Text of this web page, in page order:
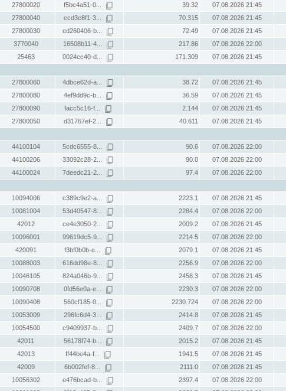
27800020 f5bc4a51-0... 39.32
07.08.2026 21:45
27800040 ccd3e8f1-3... 70.315
07.08.2026 21:45
27800030 ed260406-b... 72.49
07.08.2026 21:45
3770040 16508b11-4... 217.86
07.08.2026 22:00
25463 0024cc40-d... 171.309
07.08.2026 21:45
27800060 4dbce62d-a... 38.72
07.08.2026 21:45
27800080 4ef9dd9c-b... 36.59
07.08.2026 21:45
27800090 facc5c16-f... 2.144
07.08.2026 21:45
27800050 d31767ef-2... 40.611
07.08.2026 21:45
44100104 5cdc6555-8... 90.6
07.08.2026 22:00
44100206 33092c28-2... 90.0
07.08.2026 22:00
44100024 7deedc21-2... 97.4
07.08.2026 22:00
10094006 c389c9e2-a... 2223.1
07.08.2026 21:45
10081004 53d40547-8... 2284.4
07.08.2026 22:00
42012 ce4e3050-2... 2009.2
07.08.2026 21:45
10096001 99619dc5-9... 2214.5
07.08.2026 22:00
420091 f3bf0b0b-e... 2079.1
07.08.2026 21:45
10088003 616dd98e-8... 2256.9
07.08.2026 22:00
10046105 824a046b-9... 2458.3
07.08.2026 21:45
10090708 0fd56e0a-e... 2230.3
07.08.2026 22:00
10090408 560cf185-0... 2230.724
07.08.2026 22:00
10053009 296fc6d4-3... 2414.8
07.08.2026 21:45
10054500 c9409937-b... 2409.7
07.08.2026 22:00
42011 56178f74-b... 2015.2
07.08.2026 21:45
42013 ff44be4a-f... 1941.5
07.08.2026 21:45
42009 6b002fef-8... 2111.0
07.08.2026 21:45
10056302 e476bcad-b... 2397.4
07.08.2026 22:00